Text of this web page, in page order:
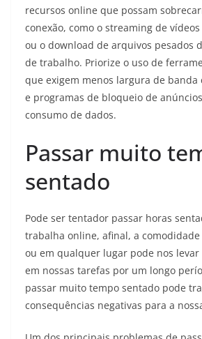
recursos online que possam
conexão, como o streaming de
ou o download de arquivos pesados
de trabalho. Priorize o uso de
que exigem menos largura de banda
e programas de bloqueio de
consumo de dados.
Passar muito
sentado
Pode ser tentador passar horas
trabalha online, afinal, a comodidade
ou em qualquer lugar pode nos levar
em nossas tarefas por um longo
passar muito tempo sentado pode
consequências negativas para a